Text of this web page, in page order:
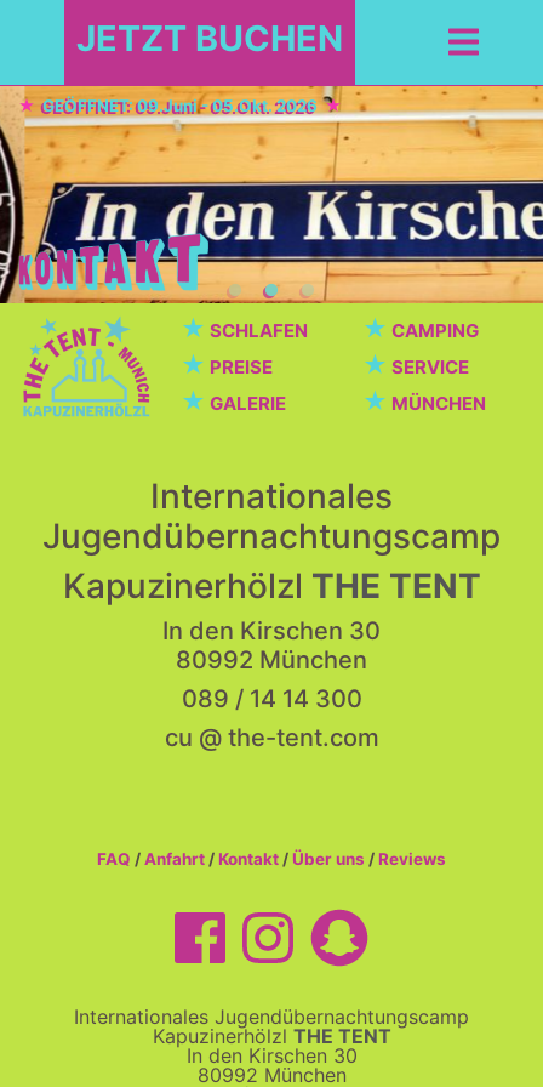
JETZT BUCHEN
GEÖFFNET: 09.Juni - 05.Okt. 2026
★ SCHLAFEN ★ CAMPING
★ PREISE ★ SERVICE
★ GALERIE ★ MÜNCHEN
Internationales
Jugendübernachtungscamp
Kapuzinerhölzl THE TENT
In den Kirschen 30
80992 München
089 / 14 14 300
cu @ the-tent.com
FAQ /Anfahrt /Kontakt /Über uns /Reviews
Internationales Jugendübernachtungscamp
Kapuzinerhölzl THE TENT
In den Kirschen 30
80992 München